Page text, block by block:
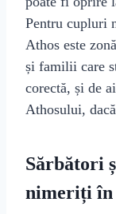
Pentru cupluri
Athos este
și familii care
corectă, și de
Athosului,
Sărbători
nimeriți în